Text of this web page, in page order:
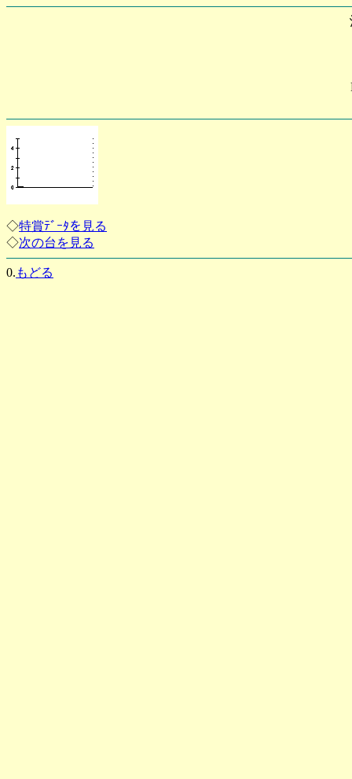
◇特賞ﾃﾞｰﾀを見る
◇次の台を見る
0. もどる